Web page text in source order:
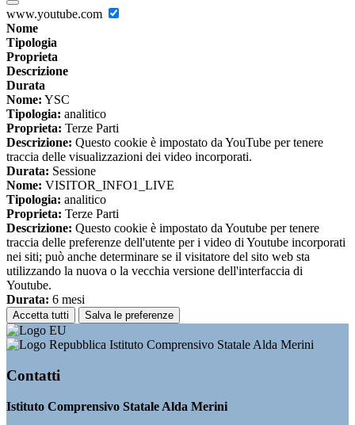
www.youtube.com
Nome
Tipologia
Proprieta
Descrizione
Durata
Nome: YSC
Tipologia: analitico
Proprieta: Terze Parti
Descrizione: Questo cookie è impostato da YouTube per tenere
traccia delle visualizzazioni dei video incorporati.
Durata: Sessione
Nome: VISITOR_INFO1_LIVE
Tipologia: analitico
Proprieta: Terze Parti
Descrizione: Questo cookie è impostato da Youtube per tenere
traccia delle preferenze dell'utente per i video di Youtube incorporati
nei siti; può anche determinare se il visitatore del sito web sta
utilizzando la nuova o la vecchia versione dell'interfaccia di
Youtube.
Durata: 6 mesi
Accetta tutti Salva le preferenze
Istituto Comprensivo Statale Alda Merini
Contatti
Istituto Comprensivo Statale Alda Merini